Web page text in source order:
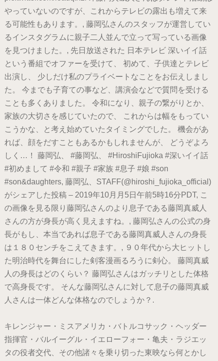
やっていないのですが、これからテレビの露出も増えて来
る可能性もあります。, 藤岡弘さんのスタッフが運営してい
るインスタグラムに親子二人並んで立って写っている画像
を見つけました。, 先日放送された 日本テレビ 深いイイ話
という番組でオファーを受けて、 初めて、子供達とテレビ
出演し、 少しだけ私のプライベートなことをお伝えしまし
た。 今までも子育ての事など、講演会などで質問を受ける
ことも多くありました。 令和になり、親子の繋がりとか、
家族の大切さを感じていたので、 これからは幅をもってい
こうかな、と考え始めていたタイミングでした。 機会があ
れば、顔をだすこともあるかもしれませんが、 どうぞよろ
しく…！ 藤岡弘、 #藤岡弘、 #HiroshiFujioka #深いイイ話
#初めまして #令和 #親子 #家族 #息子 #娘 #son
#son&daughters, 藤岡弘、STAFF(@hiroshi_fujioka_official)
がシェアした投稿 – 2019年10月月5日午前5時16分PDT, こ
の画像を見る限り藤岡弘さんのより息子である藤岡真威人
さんの方が身長が高く見えますね。, 藤岡弘さんの公式の身
長がもし、本当であれば息子である藤岡真威人さんの身長
は１８０センチをこえてきます。, ９０年代から大ヒットし
た明治時代を舞台にした剣客漫画るろうに剣心。 藤岡真威
人の身長はどのくらい？ 藤岡弘さんはガッチリとした体格
で高身長です。 そんな藤岡弘さんに対して息子の藤岡真威
人さんは一体どんな体格なのでしょうか？.
キレンジャー・ミスアメリカ・バトルコサック・ヘッダー
指揮官・バルイーグル・イエローフォー・亀夫・ラジエッ
タの役者交代、その他諸々を乗り切った東映なら何とかし